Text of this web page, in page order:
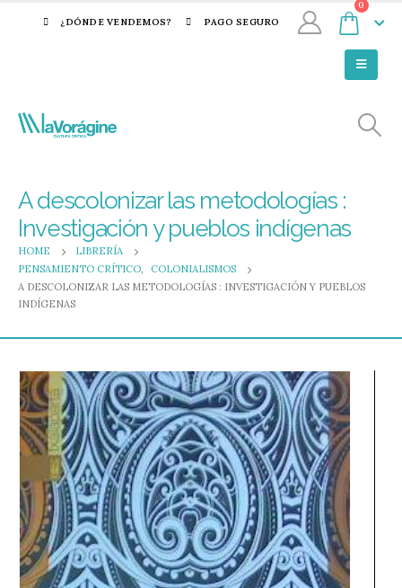
¿DÓNDE VENDEMOS? PAGO SEGURO
0
A descolonizar las metodologías :
Investigación y pueblos indígenas
HOME
LIBRERÍA
PENSAMIENTO CRÍTICO,
COLONIALISMOS
A DESCOLONIZAR LAS METODOLOGÍAS : INVESTIGACIÓN Y PUEBLOS
INDÍGENAS